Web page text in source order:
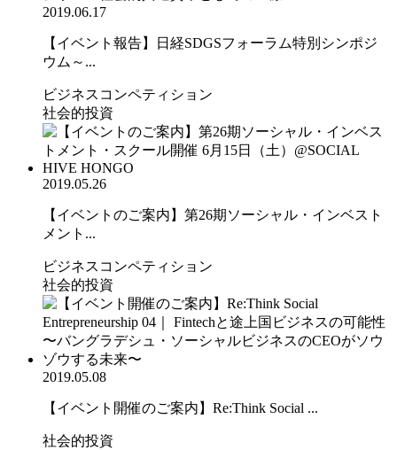
2019.06.17
【イベント報告】日経SDGSフォーラム特別シンポジ
ウム～...
ビジネスコンペティション
社会的投資
2019.05.26
【イベントのご案内】第26期ソーシャル・インベスト
メント...
ビジネスコンペティション
社会的投資
2019.05.08
【イベント開催のご案内】Re:Think Social ...
社会的投資